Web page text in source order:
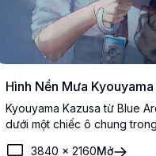
Hình Nền Mưa
Kyouyama Kazusa từ Blue
dưới một chiếc ô chung
3840 × 2160Mở